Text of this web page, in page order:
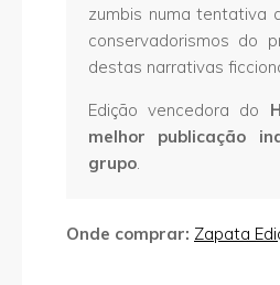
zumbis numa tentativa
conservadorismos do
destas narrativas
Edição vencedora do
melhor publicação
grupo.
Onde comprar: Zapata